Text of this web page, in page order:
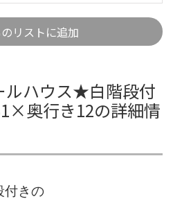
リストに追加
ハウス★白階段付
奥行き12の詳細情
付きの